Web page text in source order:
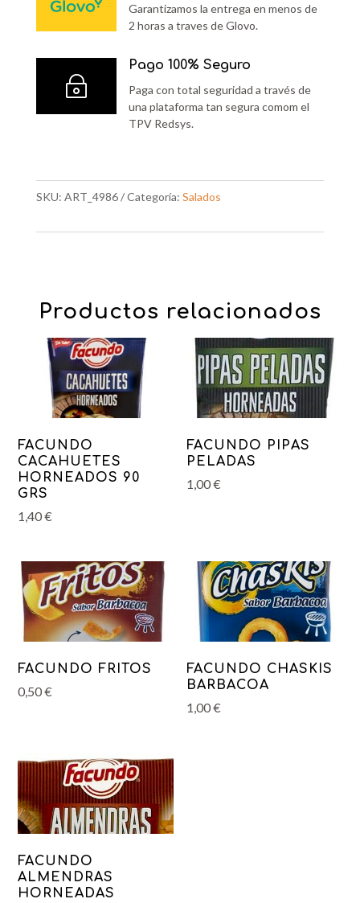
Garantizamos la entrega en menos de
2 horas a traves de Glovo.
~
Pago 100% Seguro
Paga con total seguridad a través de
una plataforma tan segura comom el
TPV Redsys.
SKU: ART_4986 Categoría: Salados
Productos relacionados
FACUNDO
CACAHUETES
HORNEADOS 90
GRS
1,40€
FACUNDO PIPAS
PELADAS
1,00€
FACUNDO FRITOS
0,50€
FACUNDO CHASKIS
BARBACOA
1,00€
FACUNDO
ALMENDRAS
HORNEADAS